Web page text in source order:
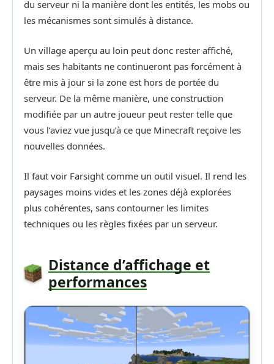
du serveur ni la manière dont les entités, les mobs ou
les mécanismes sont simulés à distance.
Un village aperçu au loin peut donc rester affiché,
mais ses habitants ne continueront pas forcément à
être mis à jour si la zone est hors de portée du
serveur. De la même manière, une construction
modifiée par un autre joueur peut rester telle que
vous l’aviez vue jusqu’à ce que Minecraft reçoive les
nouvelles données.
Il faut voir Farsight comme un outil visuel. Il rend les
paysages moins vides et les zones déjà explorées
plus cohérentes, sans contourner les limites
techniques ou les règles fixées par un serveur.
Distance d’affichage et
performances